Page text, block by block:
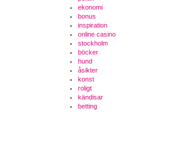
ekonomi
bonus
inspiration
online casino
stockholm
böcker
hund
åsikter
konst
roligt
kändisar
betting